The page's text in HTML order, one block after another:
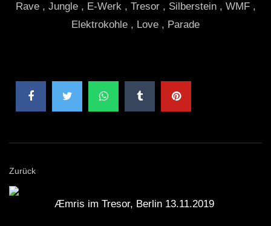
Rave , Jungle , E-Werk , Tresor , Silberstein , WMF ,
Elektrokohle , Love , Parade
Zurück
Æmris im Tresor, Berlin 13.11.2019